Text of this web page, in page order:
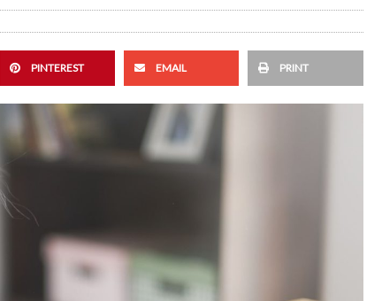
PINTEREST EMAIL PRINT